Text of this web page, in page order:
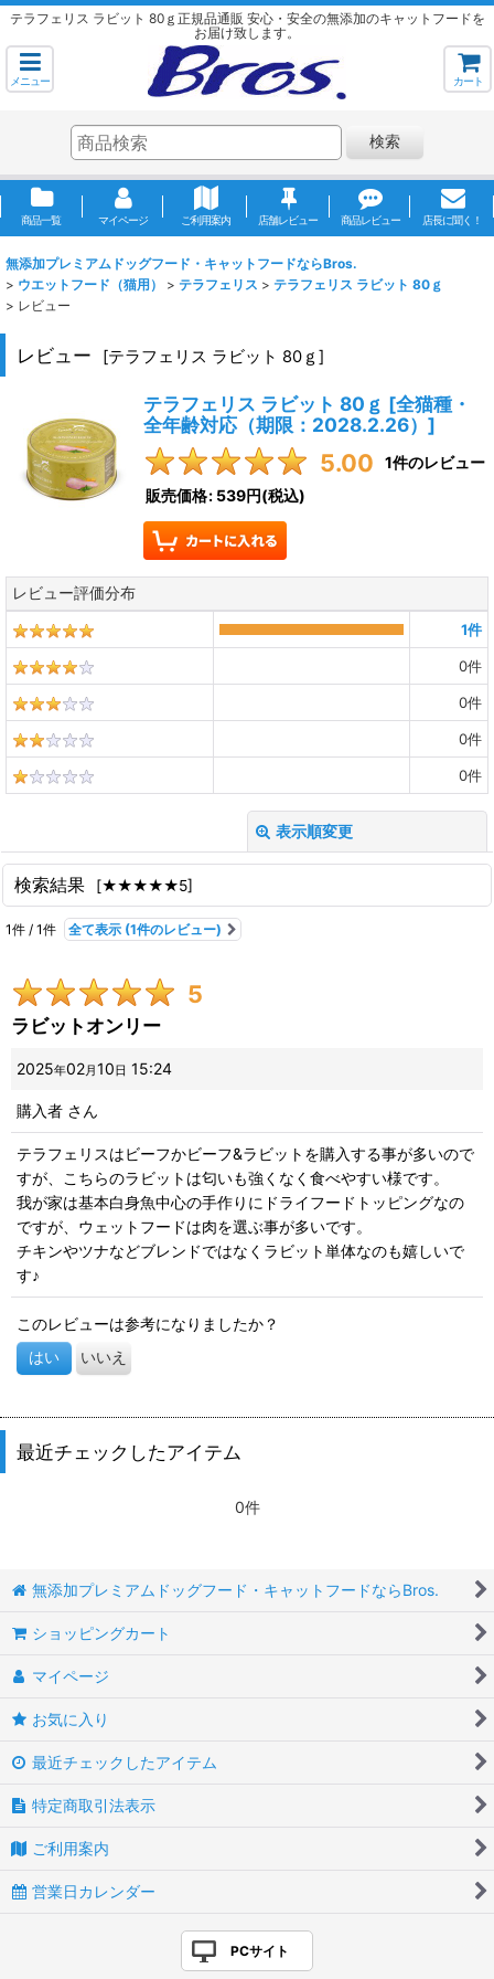
テラフェリス ラビット 80ｇ正規品通販 安心・安全の無添加のキャットフードを
お届け致します。
メニュー カート
検索
商品一覧 マイページ ご利用案内 店舗レビュー 商品レビュー 店長に聞く！
無添加プレミアムドッグフード・キャットフードならBros.
> ウエットフード（猫用） > テラフェリス > テラフェリス ラビット 80ｇ
> レビュー
レビュー [テラフェリス ラビット 80ｇ ]
テラフェリス ラビット 80ｇ [全猫種・
全年齢対応（期限：2028.2.26） ]
5.00 1件のレビュー
販売価格: 539円(税込)
レビュー評価分布
1件
0件
0件
0件
0件
表示順変更
レビュー検索:
画像:
星の数:
並び順:
絞り込む
検索結果 [★★★★★5]
1件 / 1件 全て表示 (1件のレビュー)
5
ラビットオンリー
2025年02月 10 日 15:24
購入者 さん
テラフェリスはビーフかビーフ&ラビットを購入する事が多いので
すが、こちらのラビットは匂いも強くなく食べやすい様です。
我が家は基本白身魚中心の手作りにドライフードトッピングなの
ですが、ウェットフードは肉を選ぶ事が多いです。
チキンやツナなどブレンドではなくラビット単体なのも嬉しいで
す♪
このレビューは参考になりましたか？
はい いいえ
最近チェックしたアイテム
0件
無添加プレミアムドッグフード・キャットフードならBros.
ショッピングカート
マイページ
お気に入り
最近チェックしたアイテム
特定商取引法表示
ご利用案内
営業日カレンダー
PCサイト